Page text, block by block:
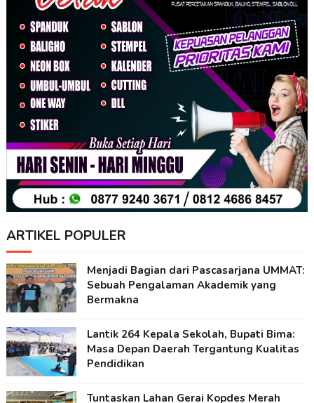
ARTIKEL POPULER
Menjadi Bagian dari Pascasarjana UMMAT:
Sebuah Pengalaman Akademik yang
Bermakna
Lantik 264 Kepala Sekolah, Bupati Bima:
Masa Depan Daerah Tergantung Kualitas
Pendidikan
Tuntaskan Lahan Gerai Kopdes Merah